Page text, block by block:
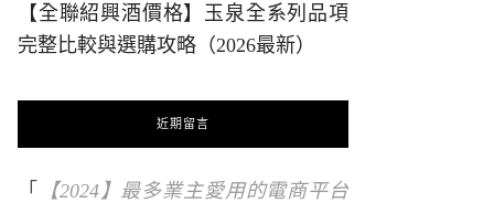
【全聯紹興酒價格】玉泉全系列品項
完整比較與選購攻略（2026最新）
近期留言
「
【2024】最多業主愛用的電商平台